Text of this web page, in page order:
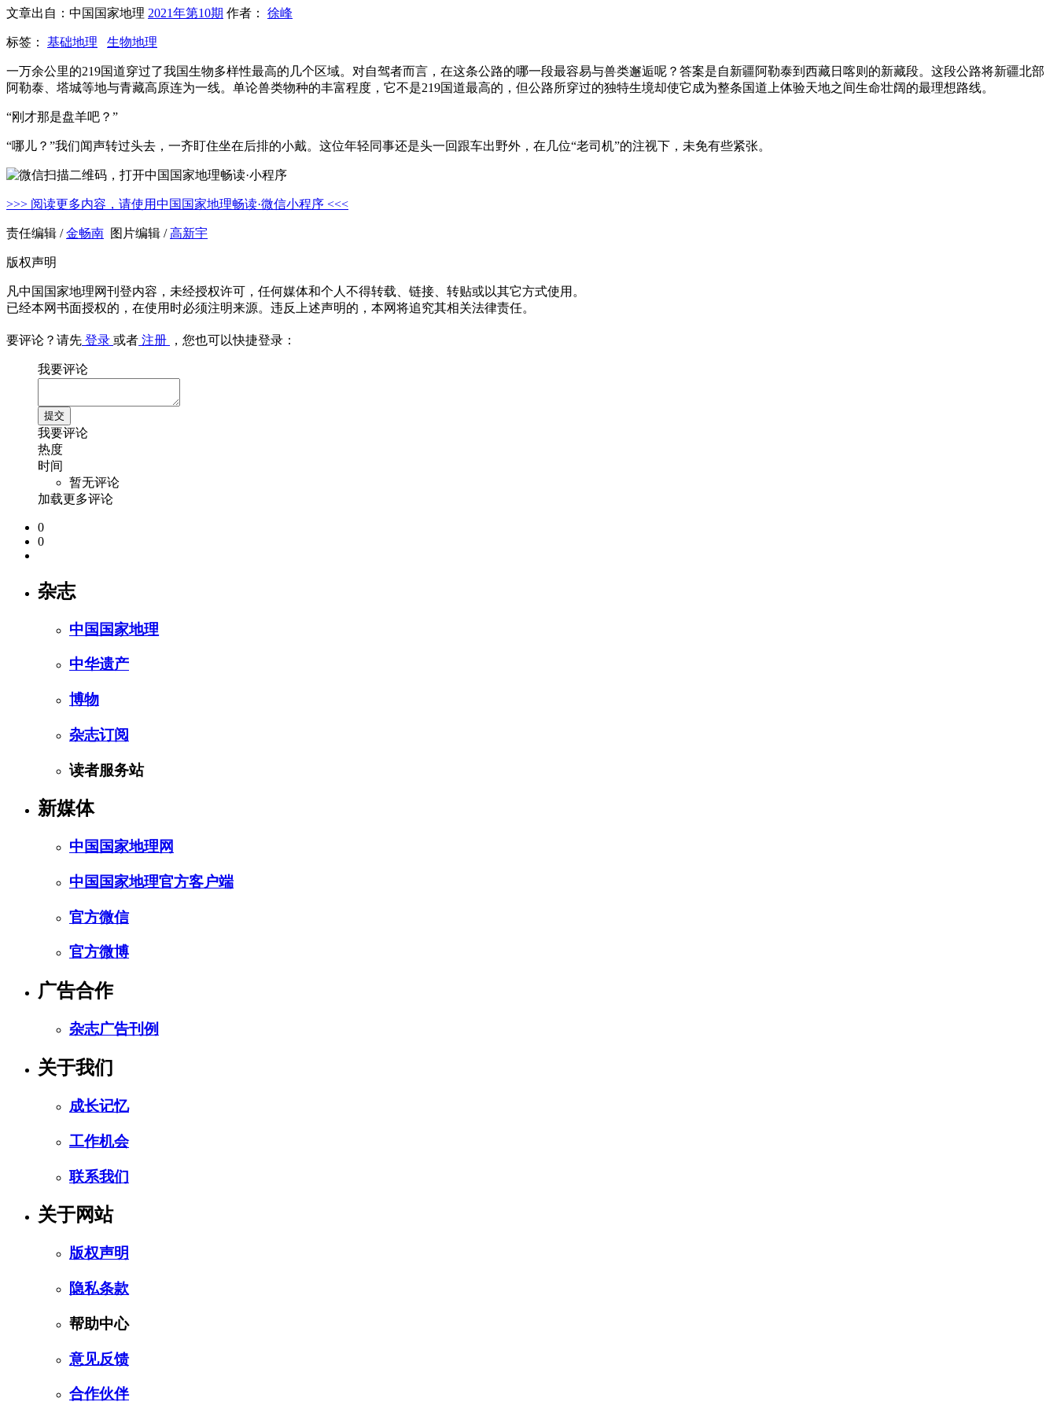
文章出自：中国国家地理 2021年第10期 作者： 徐峰
标签： 基础地理 生物地理
一万余公里的219国道穿过了我国生物多样性最高的几个区域。对自驾者而言，在这条公路的哪一段最容易与兽类邂逅呢？答案是自新疆阿勒泰到西藏日喀则的新藏段。这段公路将新疆北部
阿勒泰、塔城等地与青藏高原连为一线。单论兽类物种的丰富程度，它不是219国道最高的，但公路所穿过的独特生境却使它成为整条国道上体验天地之间生命壮阔的最理想路线。
“刚才那是盘羊吧？”
“哪儿？”我们闻声转过头去，一齐盯住坐在后排的小戴。这位年轻同事还是头一回跟车出野外，在几位“老司机”的注视下，未免有些紧张。
>>> 阅读更多内容，请使用中国国家地理畅读·微信小程序 <<<
责任编辑 /金畅南 图片编辑 /高新宇
版权声明
凡中国国家地理网刊登内容，未经授权许可，任何媒体和个人不得转载、链接、转贴或以其它方式使用。
已经本网书面授权的，在使用时必须注明来源。违反上述声明的，本网将追究其相关法律责任。
要评论？请先 登录 或者 注册 ，您也可以快捷登录：
我要评论
我要评论
热度
时间
暂无评论
加载更多评论
0
0
杂志
中国国家地理
中华遗产
博物
杂志订阅
读者服务站
新媒体
中国国家地理网
中国国家地理官方客户端
官方微信
官方微博
广告合作
杂志广告刊例
关于我们
成长记忆
工作机会
联系我们
关于网站
版权声明
隐私条款
帮助中心
意见反馈
合作伙伴